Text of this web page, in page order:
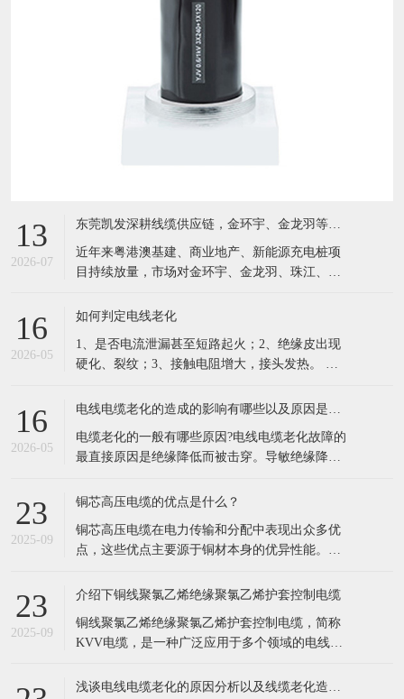
13
2026-07
东莞凯发深耕线缆供应链，金环宇、金龙羽等国标电缆现货充足，服务粤港澳工程市场
近年来粤港澳基建、商业地产、新能源充电桩项
目持续放量，市场对金环宇、金龙羽、珠江、成
的凯发电线电缆，依托十年行业积淀，搭建一站
应商。 公司现有六万余种线缆规格现货储备，覆
盖35KV高压电缆、低烟
16
2026-05
如何判定电线老化
1、是否电流泄漏甚至短路起火；2、绝缘皮出现
硬化、裂纹；3、接触电阻增大，接头发热。 列
荷运行。超负荷运行，由于电流的热效应，负载
集肤效应以及钢铠的涡流损耗、绝缘介质损耗也
会产乍附加热量，从而使电
16
2026-05
电缆老化的一般有哪些原因?电线电缆老化故障的
最直接原因是绝缘降低而被击穿。导敏绝缘降低
乎以下几种情况。 1、电缆老化原因:外力损伤。
展中的 海浦东，现在相当多的电缆故障都是由于
机械损伤引起的。比如：电缆敷设
23
2025-09
铜芯高压电缆的优点是什么？
铜芯高压电缆在电力传输和分配中表现出众多优
点，这些优点主要源于铜材本身的优异性能。以
电阻率远低于铝，这意味着在相同条件下，铜芯
体来说，铜芯电缆的
23
2025-09
介绍下铜线聚氯乙烯绝缘聚氯乙烯护套控制电缆
铜线聚氯乙烯绝缘聚氯乙烯护套控制电缆，简称
KVV电缆，是一种广泛应用于多个领域的电线电
KVV电缆是一种由铜芯线作为导体，外覆聚氯乙浅谈电线电缆老化的原因分析以及线缆老化造成的影响